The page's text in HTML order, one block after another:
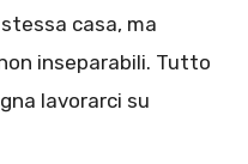
casa, ma
inseparabili. Tutto
lavorarci su